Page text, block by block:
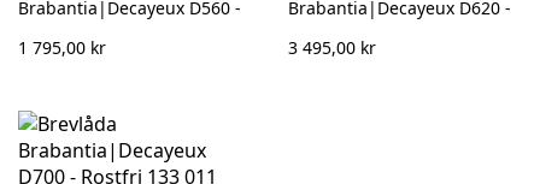
Brabantia|Decayeux D560 -
1 795,00 kr
Brabantia|Decayeux D620 -
3 495,00 kr